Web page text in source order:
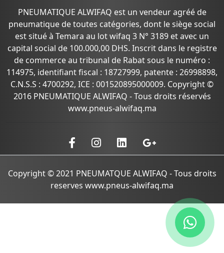
PNEUMATIQUE ALWIFAQ est un vendeur agréé de
pneumatique de toutes catégories, dont le siège social
est situé à Temara au lot wifaq 3 N° 3189 et avec un
capital social de 100.000,00 DHS. Inscrit dans le registre
de commerce au tribunal de Rabat sous le numéro :
114975, identifiant fiscal : 18727999, patente : 26998898,
C.N.S.S : 4700292, ICE : 001520895000009. Copyright ©
2016 PNEUMATIQUE ALWIFAQ - Tous droits réservés
www.pneus-alwifaq.ma
Copyright © 2021 PNEUMATQUE ALWIFAQ - Tous droits
reserves www.pneus-alwifaq.ma